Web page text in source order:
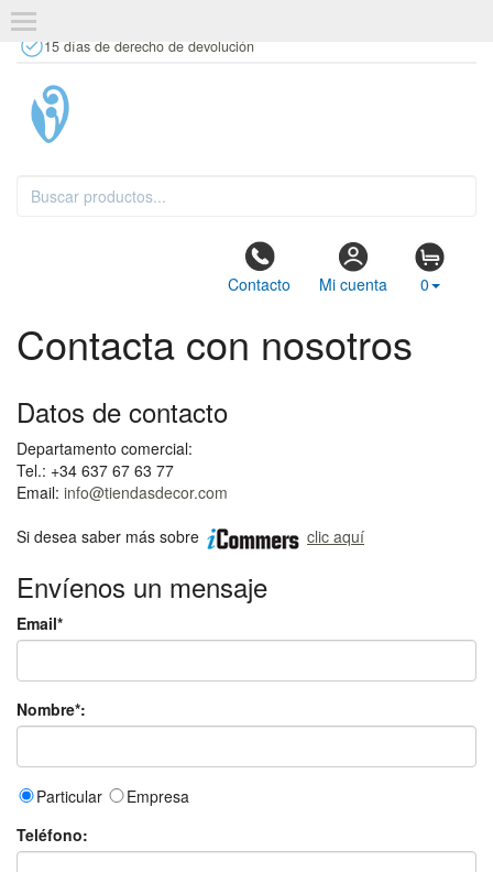
15 días de derecho de devolución
Contacto Mi cuenta 0
Contacta con nosotros
Datos de contacto
Departamento comercial:
Tel.: +34 637 67 63 77
Email: info@tiendasdecor.com
Si desea saber más sobre
clic aquí
Envíenos un mensaje
Email*
Nombre*:
Particular
Empresa
Teléfono: